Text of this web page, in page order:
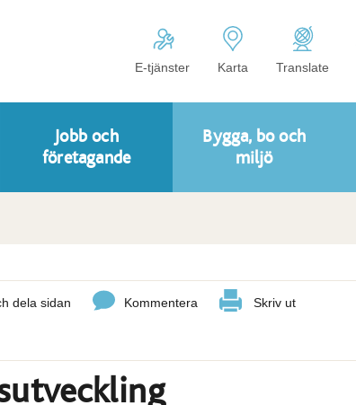
E-tjänster Karta Translate
Jobb och
företagande
Bygga, bo och
miljö
dela sidan Kommentera Skriv ut